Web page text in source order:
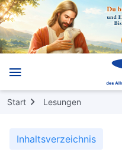
Start Lesungen
Inhaltsverzeichnis